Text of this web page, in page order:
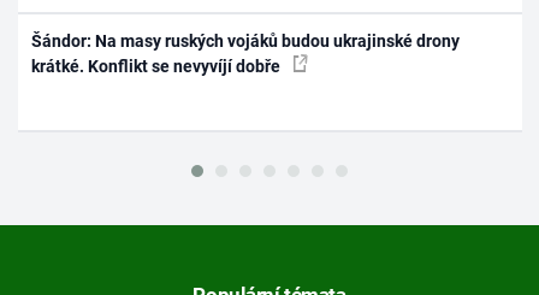
Šándor: Na masy ruských vojáků budou ukrajinské drony
krátké. Konflikt se nevyvíjí dobře